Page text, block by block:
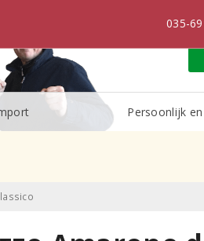
035-6911140
Persoonlijk
035-